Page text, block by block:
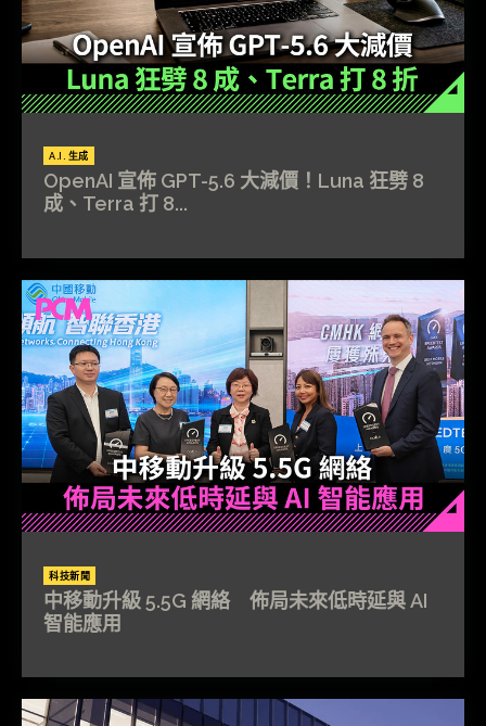
A.I. 生成
OpenAI 宣佈 GPT-5.6 大減價！Luna 狂劈 8
成、Terra 打 8...
科技新聞
中移動升級 5.5G 網絡 佈局未來低時延與 AI
智能應用